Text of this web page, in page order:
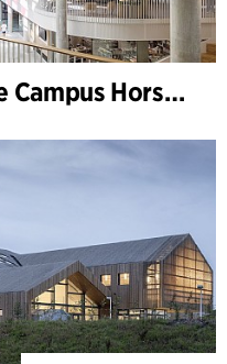
VIA University College Campus Horsens